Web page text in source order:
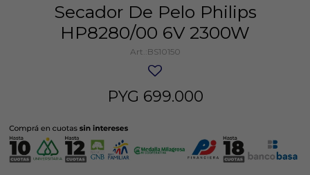
Secador De Pelo Philips
HP8280/00 6V 2300W
BS10150
PYG 699.000